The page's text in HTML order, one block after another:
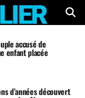
accusé de
enfant placée
d’années découvert